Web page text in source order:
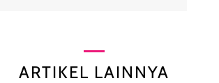
ARTIKEL LAINNYA